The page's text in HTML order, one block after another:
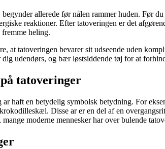
allerede før nålen rammer huden. Før
reaktioner. Efter tatoveringen er det
heling.
at tatoveringen bevarer sit udseende uden
dig udendørs, og bær løstsiddende tøj for at
tatoveringer
haft en betydelig symbolsk betydning. For
Disse ar er en del af en
moderne mennesker har over bulende